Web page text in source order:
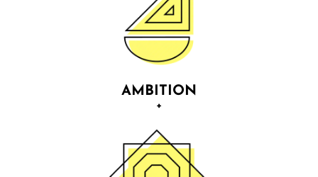
Vous vous reposez les yeux fermés sur notre
transparence & notre honnêteté intellectuelle
inébranlables.
AMBITION
+